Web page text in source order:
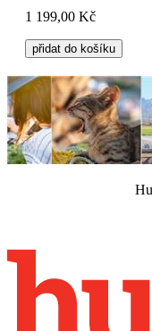
1 199,00 Kč
přidat do košíku